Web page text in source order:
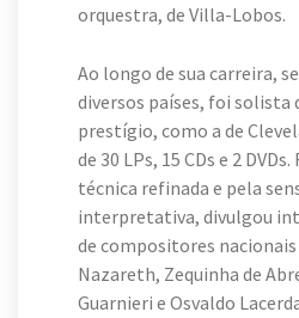
orquestra, de Villa-Lobos.
Ao longo de sua carreira,
diversos países, foi solista
prestígio, como a de
de 30 LPs, 15 CDs e 2
técnica refinada e pela
interpretativa, divulgou
de compositores
Nazareth, Zequinha de
Guarnieri e Osvaldo